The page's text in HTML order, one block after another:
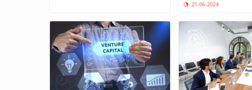
21-06-2024